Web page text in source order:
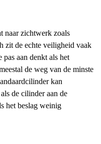
naar zichtwerk zoals
zit de echte veiligheid vaak
aan denkt als het
de weg van de minste
kan
de cilinder aan de
het beslag weinig